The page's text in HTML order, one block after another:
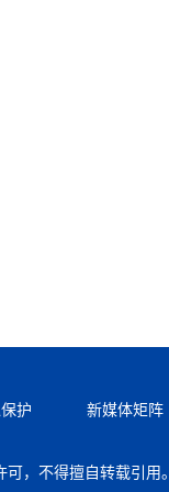
护 新媒体矩阵
，不得擅自转载引用。